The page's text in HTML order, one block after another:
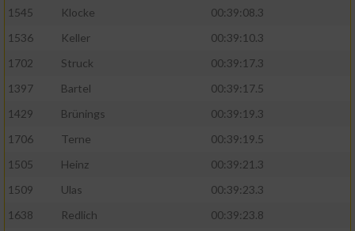
1545
Klocke
00:39:08.3
1536
Keller
00:39:10.3
1702
Struck
00:39:17.3
1397
Bartel
00:39:17.5
1429
Brünings
00:39:19.3
1706
Terne
00:39:19.5
1505
Heinz
00:39:21.3
1509
Ulas
00:39:23.3
1638
Redlich
00:39:23.8
Erstellung von Profilen zur Personalisierung
von Inhalten
Verwendung von Profilen zur Auswahl
personalisierter Inhalte
Messung der Werbeleistung
Messung der Performance von Inhalten
oder Kombinationen von Daten aus